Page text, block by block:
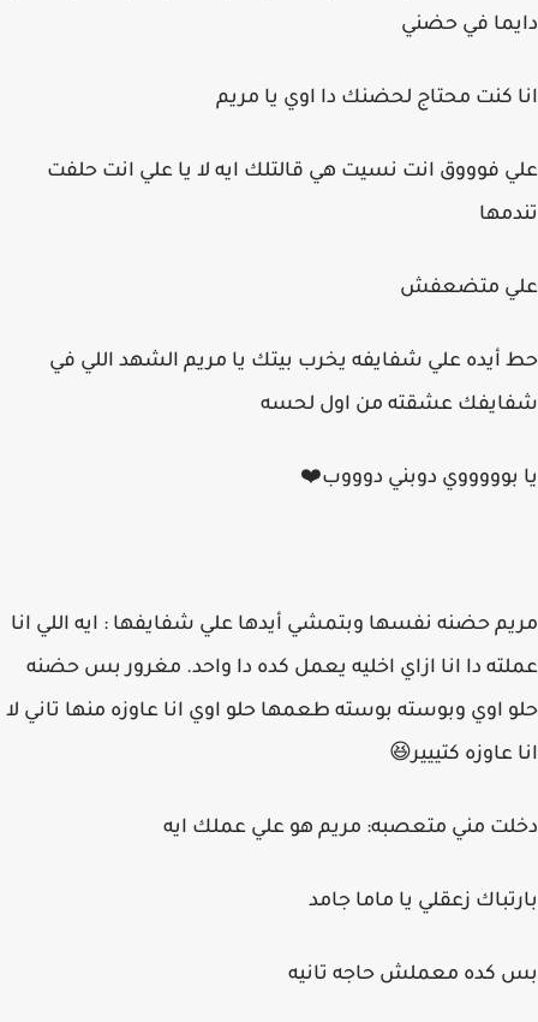
دايما في حضني
انا كنت محتاج لحضنك دا اوي يا مريم
علي فوووق انت نسيت هي قالتلك ايه لا يا علي انت حلفت
تندمها
علي متضعفش
حط أيده علي شفايفه يخرب بيتك يا مريم الشهد اللي في
شفايفك عشقته من اول لحسه
يا بوووووي دوبني دوووب⁦❤️⁩
مريم حضنه نفسها وبتمشي أيدها علي شفايفها : ايه اللي انا
عملته دا انا ازاي اخليه يعمل كده دا واحد. مغرور بس حضنه
حلو اوي وبوسته بوسته طعمها حلو اوي انا عاوزه منها تاني لا
انا عاوزه كتييير😆
دخلت مني متعصبه: مريم هو علي عملك ايه
بارتباك زعقلي يا ماما جامد
بس كده معملش حاجه تانيه